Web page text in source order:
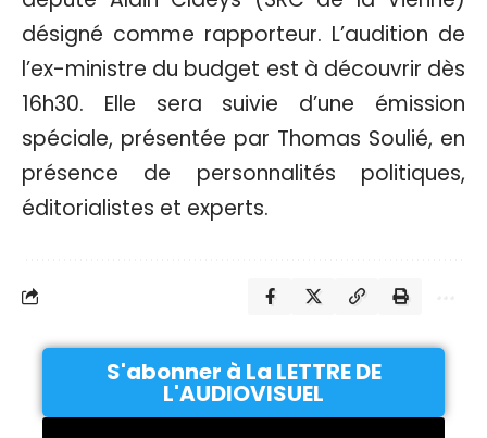
désigné comme rapporteur. L’audition de
l’ex-ministre du budget est à découvrir dès
16h30. Elle sera suivie d’une émission
spéciale, présentée par Thomas Soulié, en
présence de personnalités politiques,
éditorialistes et experts.
S'abonner à La LETTRE DE
L'AUDIOVISUEL